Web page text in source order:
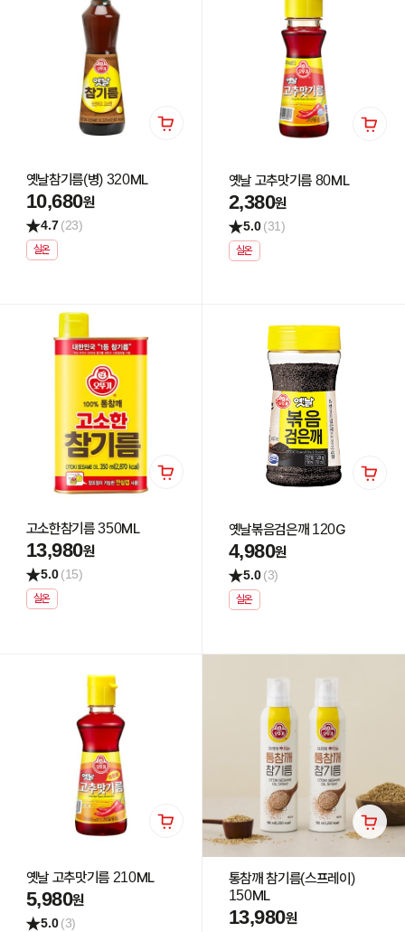
옛날참기름(병) 320ML
10,680원
4.7 (23)
실온
옛날 고추맛기름 80ML
2,380원
5.0 (31)
실온
고소한참기름 350ML
13,980원
5.0 (15)
실온
옛날볶음검은깨 120G
4,980원
5.0 (3)
실온
옛날 고추맛기름 210ML
5,980원
5.0 (3)
통참깨 참기름(스프레이)
150ML
13,980원